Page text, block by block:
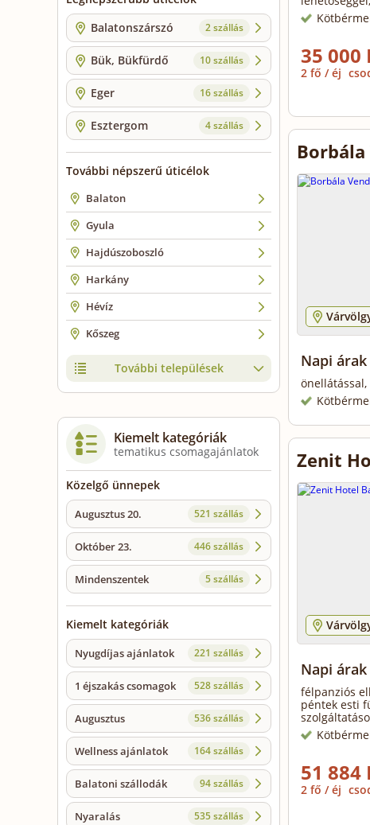
Balatonszárszó
2 szállás
Bük, Bükfürdő 10 szállás
Eger 16 szállás
Esztergom 4 szállás
További népszerű úticélok
Balaton
Gyula
Hajdúszoboszló
Harkány
Hévíz
Kőszeg
További települések
Kiemelt kategóriák
tematikus csomagajánlatok
Közelgő ünnepek
Augusztus 20. 521 szállás
Október 23. 446 szállás
Mindenszentek 5 szállás
Kiemelt kategóriák
Nyugdíjas ajánlatok 221 szállás
1 éjszakás csomagok 528 szállás
Augusztus 536 szállás
Wellness ajánlatok 164 szállás
Balatoni szállodák 94 szállás
Nyaralás 535 szállás
35 000
2 fő / éj
Borbála
Napi
Zenit
Napi
félpanziós
péntek esti
51 884
2 fő / éj